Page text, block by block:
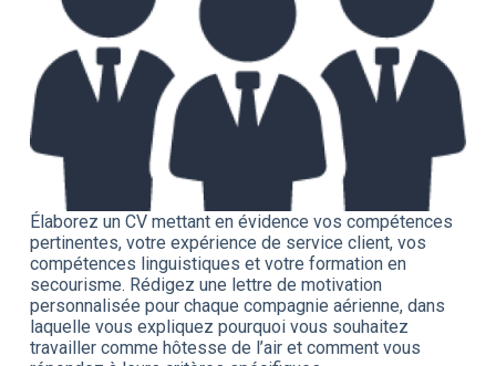
Élaborez un CV mettant en évidence vos compétences
pertinentes, votre expérience de service client, vos
compétences linguistiques et votre formation en
secourisme. Rédigez une lettre de motivation
personnalisée pour chaque compagnie aérienne, dans
laquelle vous expliquez pourquoi vous souhaitez
travailler comme hôtesse de l’air et comment vous